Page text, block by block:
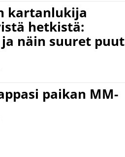
kartanlukija
hetkistä:
näin suuret puut
paikan MM-